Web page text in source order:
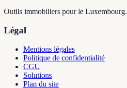
Outils immobiliers pour le Luxembourg.
Légal
Mentions légales
Politique de confidentialité
CGU
Solutions
Plan du site